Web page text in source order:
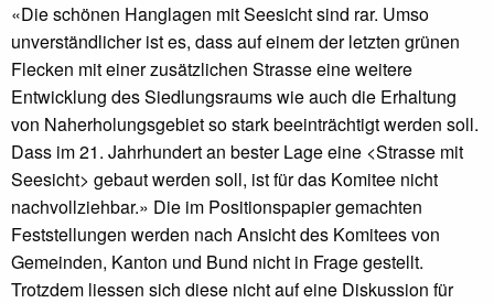
«Die schönen Hanglagen mit Seesicht sind rar. Umso
unverständlicher ist es, dass auf einem der letzten grünen
Flecken mit einer zusätzlichen Strasse eine weitere
Entwicklung des Siedlungsraums wie auch die Erhaltung
von Naherholungsgebiet so stark beeinträchtigt werden soll.
Dass im 21. Jahrhundert an bester Lage eine <Strasse mit
Seesicht> gebaut werden soll, ist für das Komitee nicht
nachvollziehbar.» Die im Positionspapier gemachten
Feststellungen werden nach Ansicht des Komitees von
Gemeinden, Kanton und Bund nicht in Frage gestellt.
Trotzdem liessen sich diese nicht auf eine Diskussion für